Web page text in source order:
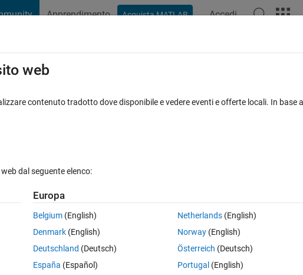
Apprendimento Acquista MATLAB Accedi
Naviga
由
0 voti
るため、num2strを使用しました。
) となっています。
このままではエラーとなってしまいます。
web
contenuto tradotto dove disponibile e vedere eventi e offerte locali. In
dal seguente elenco:
Europa
Belgium (English)
Denmark (English)
Deutschland (Deutsch)
España (Español)
Netherlands(English)
Norway(English)
Österreich (Deutsch)
Portugal (English)